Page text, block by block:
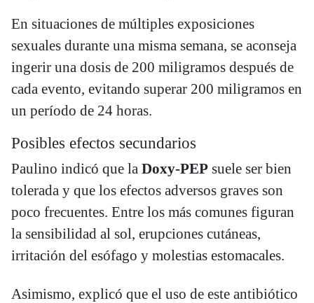
En situaciones de múltiples exposiciones
sexuales durante una misma semana, se aconseja
ingerir una dosis de 200 miligramos después de
cada evento, evitando superar 200 miligramos en
un período de 24 horas.
Posibles efectos secundarios
Paulino indicó que la Doxy-PEP suele ser bien
tolerada y que los efectos adversos graves son
poco frecuentes. Entre los más comunes figuran
la sensibilidad al sol, erupciones cutáneas,
irritación del esófago y molestias estomacales.
Asimismo, explicó que el uso de este antibiótico